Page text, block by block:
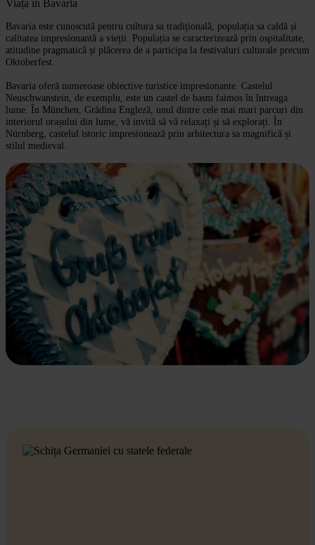
Viața în Bavaria
Bavaria este cunoscută pentru cultura sa tradițională, populația sa caldă și
calitatea impresionantă a vieții. Populația se caracterizează prin ospitalitate,
atitudine pragmatică și plăcerea de a participa la festivaluri culturale precum
Oktoberfest.
Bavaria oferă numeroase obiective turistice impresionante. Castelul
Neuschwanstein, de exemplu, este un castel de basm faimos în întreaga
lume. În München, Grădina Engleză, unul dintre cele mai mari parcuri din
interiorul orașului din lume, vă invită să vă relaxați și să explorați. În
Nürnberg, castelul istoric impresionează prin arhitectura sa magnifică și
stilul medieval.